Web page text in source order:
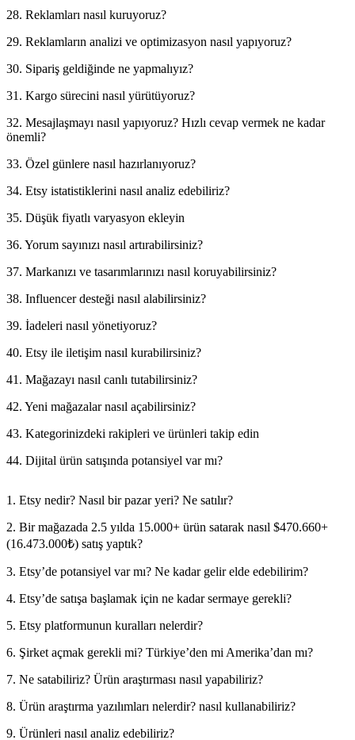
28. Reklamları nasıl kuruyoruz?
29. Reklamların analizi ve optimizasyon nasıl yapıyoruz?
30. Sipariş geldiğinde ne yapmalıyız?
31. Kargo sürecini nasıl yürütüyoruz?
32. Mesajlaşmayı nasıl yapıyoruz? Hızlı cevap vermek ne kadar
önemli?
33. Özel günlere nasıl hazırlanıyoruz?
34. Etsy istatistiklerini nasıl analiz edebiliriz?
35. Düşük fiyatlı varyasyon ekleyin
36. Yorum sayınızı nasıl artırabilirsiniz?
37. Markanızı ve tasarımlarınızı nasıl koruyabilirsiniz?
38. Influencer desteği nasıl alabilirsiniz?
39. İadeleri nasıl yönetiyoruz?
40. Etsy ile iletişim nasıl kurabilirsiniz?
41. Mağazayı nasıl canlı tutabilirsiniz?
42. Yeni mağazalar nasıl açabilirsiniz?
43. Kategorinizdeki rakipleri ve ürünleri takip edin
44. Dijital ürün satışında potansiyel var mı?
1. Etsy nedir? Nasıl bir pazar yeri? Ne satılır?
2. Bir mağazada 2.5 yılda 15.000+ ürün satarak nasıl $470.660+
(16.473.000₺) satış yaptık?
3. Etsy’de potansiyel var mı? Ne kadar gelir elde edebilirim?
4. Etsy’de satışa başlamak için ne kadar sermaye gerekli?
5. Etsy platformunun kuralları nelerdir?
6. Şirket açmak gerekli mi? Türkiye’den mi Amerika’dan mı?
7. Ne satabiliriz? Ürün araştırması nasıl yapabiliriz?
8. Ürün araştırma yazılımları nelerdir? nasıl kullanabiliriz?
9. Ürünleri nasıl analiz edebiliriz?